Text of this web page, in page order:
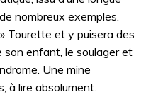
nombreux exemples.
Tourette et y puisera des
son enfant, le soulager et
Une mine
à lire absolument.